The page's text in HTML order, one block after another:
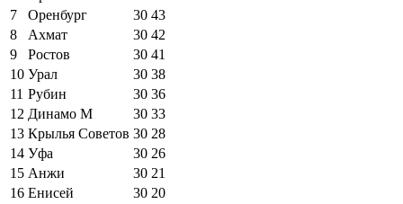
7
Оренбург 30 43
8
Ахмат 30 42
9
Ростов 30 41
10 Урал 30 38
11 Рубин 30 36
12 Динамо М 30 33
13 Крылья Советов 30 28
14 Уфа 30 26
15 Анжи 30 21
16 Енисей 30 20